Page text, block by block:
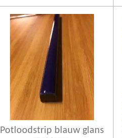
Potloodstrip blauw glans